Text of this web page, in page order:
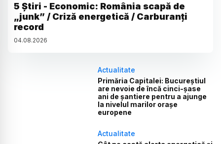
5 Știri - Economic: România scapă de
„junk” / Criză energetică / Carburanți
record
04.08.2026
Actualitate
Primăria Capitalei: Bucureștiul
are nevoie de încă cinci-șase
ani de șantiere pentru a ajunge
la nivelul marilor orașe
europene
Actualitate